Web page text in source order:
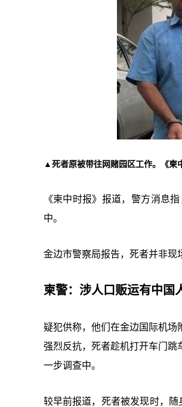
▲死者原被带往网赌园区工作。《柬
《柬中时报》报道，警方消息
中。
金边市警察局报告，死者并非现
柬警：涉人口贩运有中国
疑犯供称，他们在金边国际机
强烈反抗，死者趁机打开车门
一步调查中。
较早前报道，死者被发现时，